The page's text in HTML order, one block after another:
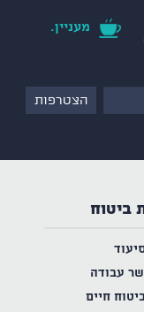
מעניין.
ביטוח
עבודה
חיים